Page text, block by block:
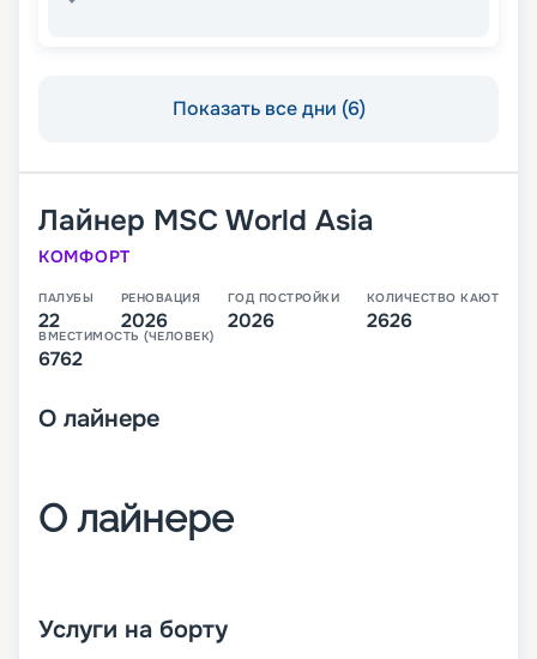
Показать все дни (6)
Лайнер MSC World Asia
КОМФОРТ
ПАЛУБЫ
22
РЕНОВАЦИЯ
2026
ГОД ПОСТРОЙКИ
2026
КОЛИЧЕСТВО КАЮТ
2626
ВМЕСТИМОСТЬ (ЧЕЛОВЕК)
6762
О лайнере
О лайнере
который будет спущен на воду в 2026 году. В
своем первом сезоне он будет выполнять круизы
Услуги на борту